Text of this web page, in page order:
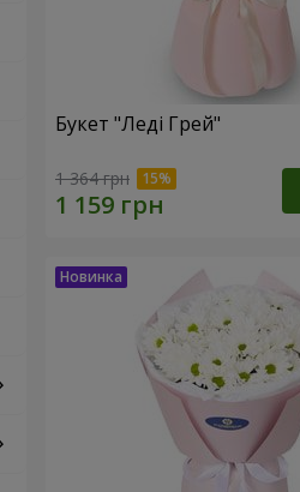
Букет "Леді Грей"
1 364 грн